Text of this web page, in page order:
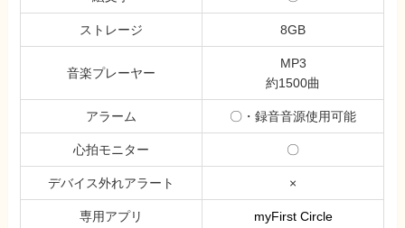
音楽プレーヤー
約1500曲
〇・録音音源使用可能
心拍モニター 〇
デバイス外れアラート
専用アプリ